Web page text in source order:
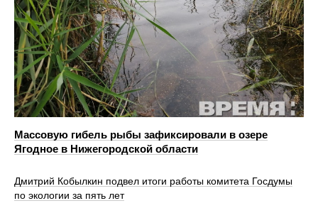
Массовую гибель рыбы зафиксировали в озере
Ягодное в Нижегородской области
Дмитрий Кобылкин подвел итоги работы комитета Госдумы
по экологии за пять лет